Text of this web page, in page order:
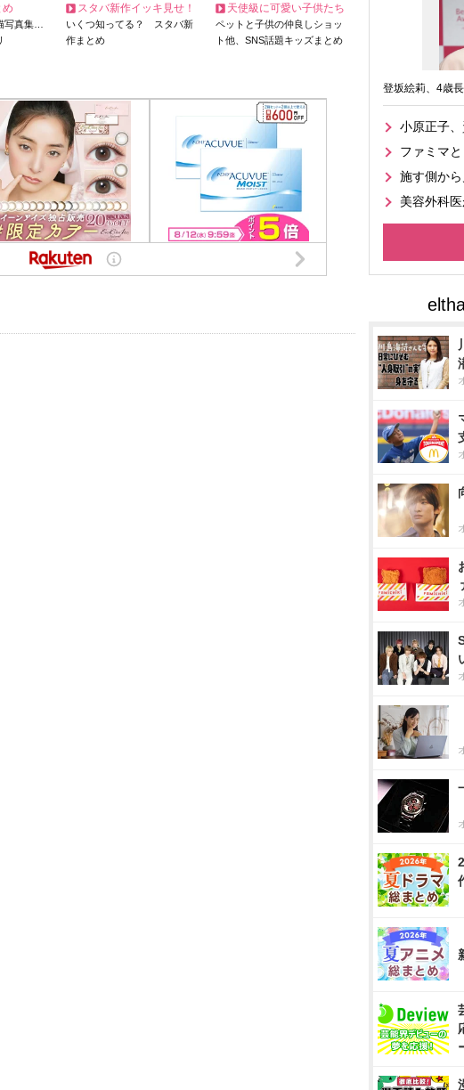
め
写真集…
スタバ新作イッキ見せ！
いくつ知ってる？ スタバ新
作まとめ
天使級に可愛い子供たち
ペットと子供の仲良しショッ
ト他、SNS話題キッズまとめ
登坂絵莉、4歳
小原正子
ファミマ
施す側か
美容外科